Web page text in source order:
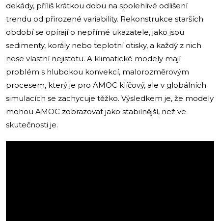
dekády, příliš krátkou dobu na spolehlivé odlišení
trendu od přirozené variability. Rekonstrukce starších
období se opírají o nepřímé ukazatele, jako jsou
sedimenty, korály nebo teplotní otisky, a každý z nich
nese vlastní nejistotu. A klimatické modely mají
problém s hlubokou konvekcí, malorozměrovým
procesem, který je pro AMOC klíčový, ale v globálních
simulacích se zachycuje těžko. Výsledkem je, že modely
mohou AMOC zobrazovat jako stabilnější, než ve
skutečnosti je.